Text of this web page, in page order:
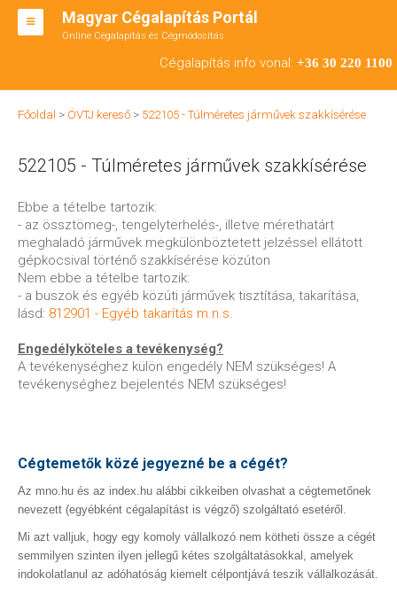
Magyar Cégalapítás Portál
Online Cégalapítás és Cégmódosítás
Cégalapítás info vonal: +36 30 220 1100
BT ALAPÍTÁS
CÉGMÓDOSÍTÁS
ÁTALAKULÁS
TEÁOR SZÁMOK '08
ENGEDÉLYKÖTELES
KAPCSOLAT
IRODÁK
Főoldal > ÖVTJ kereső > 522105 - Túlméretes járművek szakkísérése
522105 - Túlméretes járművek szakkísérése
Ebbe a tételbe tartozik:
- az össztömeg-, tengelyterhelés-, illetve mérethatárt
meghaladó járművek megkülönböztetett jelzéssel ellátott
gépkocsival történő szakkísérése közúton
Nem ebbe a tételbe tartozik:
- a buszok és egyéb közúti járművek tisztítása, takarítása,
lásd: 812901 - Egyéb takarítás m.n.s.
Engedélyköteles a tevékenység?
A tevékenységhez külön engedély NEM szükséges! A
tevékenységhez bejelentés NEM szükséges!
Cégtemetők közé jegyezné be a cégét?
Az mno.hu és az index.hu alábbi cikkeiben olvashat a cégtemetőnek
nevezett (egyébként cégalapítást is végző) szolgáltató esetéről.
Mi azt valljuk, hogy egy komoly vállalkozó nem kötheti össze a cégét
semmilyen szinten ilyen jellegű kétes szolgáltatásokkal, amelyek
indokolatlanul az adóhatóság kiemelt célpontjává teszik vállalkozását.